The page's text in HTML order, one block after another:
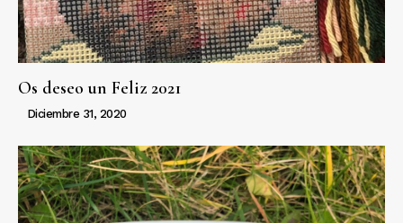
Os deseo un Feliz 2021
Diciembre 31, 2020